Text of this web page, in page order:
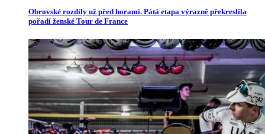
Obrovské rozdíly už před horami. Pátá etapa výrazně překreslila
pořadí ženské Tour de France